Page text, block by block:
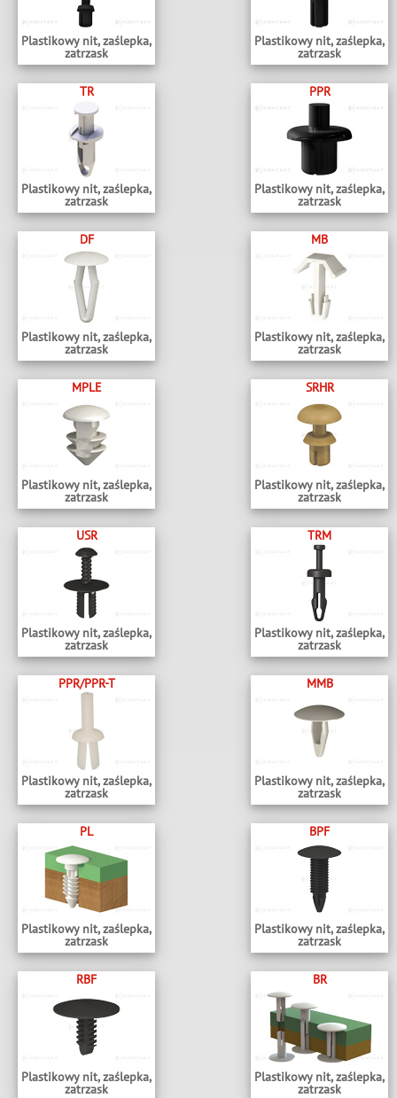
Plastikowy nit, zaślepka,
zatrzask
Plastikowy nit, zaślepka,
zatrzask
TR
Plastikowy nit, zaślepka,
zatrzask
PPR
Plastikowy nit, zaślepka,
zatrzask
DF
Plastikowy nit, zaślepka,
zatrzask
MB
Plastikowy nit, zaślepka,
zatrzask
MPLE
Plastikowy nit, zaślepka,
zatrzask
SRHR
Plastikowy nit, zaślepka,
zatrzask
USR
Plastikowy nit, zaślepka,
zatrzask
TRM
Plastikowy nit, zaślepka,
zatrzask
PPR/PPR-T
Plastikowy nit, zaślepka,
zatrzask
MMB
Plastikowy nit, zaślepka,
zatrzask
PL
Plastikowy nit, zaślepka,
zatrzask
BPF
Plastikowy nit, zaślepka,
zatrzask
RBF
Plastikowy nit, zaślepka,
zatrzask
BR
Plastikowy nit, zaślepka,
zatrzask